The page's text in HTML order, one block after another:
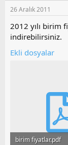
u
a
ş
a
n
ı
ç
a
i
26 Aralık 2011
2012 yılı birim
indirebilirsiniz.
Ekli dosyalar
birim fiyatlar.pdf